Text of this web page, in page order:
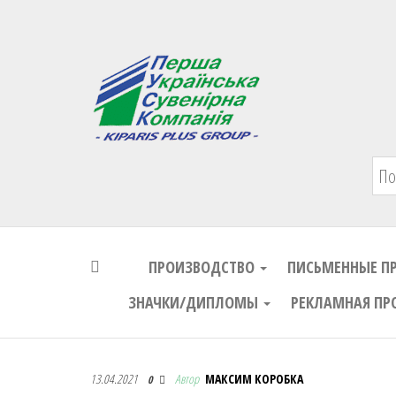
Первая Украинская Сувенирная
ПРОИЗВОДСТВО ПИСЬМЕННЫЕ
ЗНАЧКИ/ДИПЛОМЫ
РЕКЛАМНАЯ
Первая Украинская Сувенирная
13.04.2021 0 Автор МАКСИМ КОРОБКА